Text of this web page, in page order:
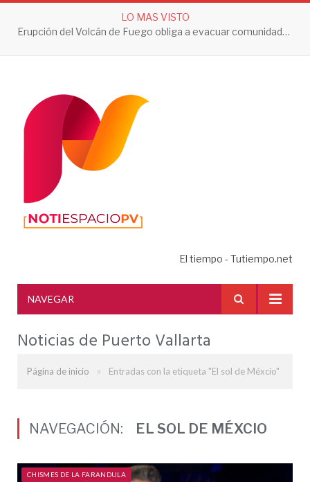
LO MAS VISTO
Erupción del Volcán de Fuego obliga a evacuar comunidades y mantiene en alerta a Guatemala
El tiempo - Tutiempo.net
NAVEGAR
Noticias de Puerto Vallarta
Página de inicio » Entradas con la etiqueta "El sol de Méxcio"
NAVEGACIÓN: EL SOL DE MÉXCIO
CHISMES DE LA FARANDULA